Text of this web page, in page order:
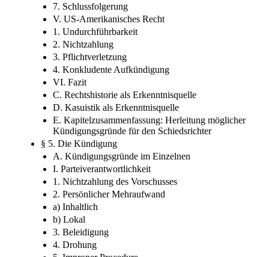
7. Schlussfolgerung
V. US-Amerikanisches Recht
1. Undurchführbarkeit
2. Nichtzahlung
3. Pflichtverletzung
4. Konkludente Aufkündigung
VI. Fazit
C. Rechtshistorie als Erkenntnisquelle
D. Kasuistik als Erkenntnisquelle
E. Kapitelzusammenfassung: Herleitung möglicher
Kündigungsgründe für den Schiedsrichter
§ 5. Die Kündigung
A. Kündigungsgründe im Einzelnen
I. Parteiverantwortlichkeit
1. Nichtzahlung des Vorschusses
2. Persönlicher Mehraufwand
a) Inhaltlich
b) Lokal
3. Beleidigung
4. Drohung